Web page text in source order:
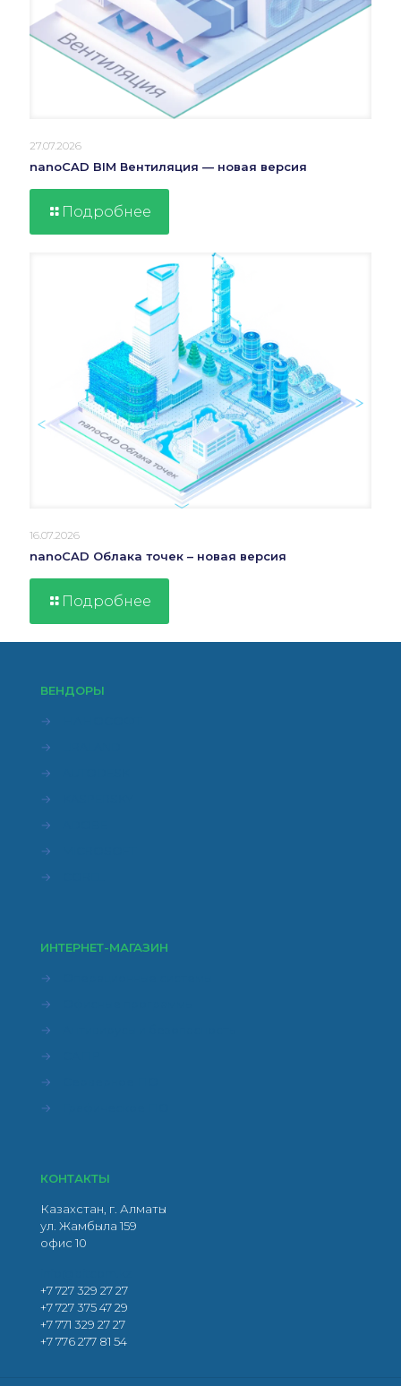
27.07.2026
nanoCAD BIM Вентиляция — новая версия
Подробнее
16.07.2026
nanoCAD Облака точек – новая версия
Подробнее
ВЕНДОРЫ
→
→
→
→
→
→
→
ИНТЕРНЕТ-МАГАЗИН
→
→
→
→
→
→
КОНТАКТЫ
Казахстан, г. Алматы
ул. Жамбыла 159
офис 10
+7 727 329 27 27
+7 727 375 47 29
+7 771 329 27 27
+7 776 277 81 54